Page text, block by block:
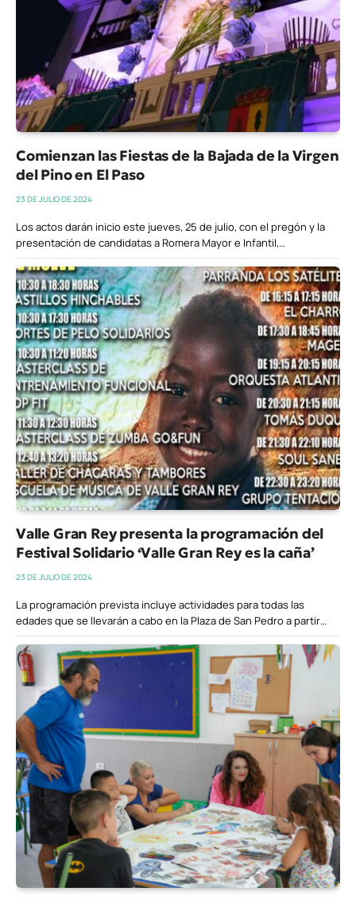
Comienzan las Fiestas de la Bajada de la Virgen
del Pino en El Paso
23 DE JULIO DE 2024
Los actos darán inicio este jueves, 25 de julio, con el pregón y la
presentación de candidatas a Romera Mayor e Infantil,…
Valle Gran Rey presenta la programación del
Festival Solidario ‘Valle Gran Rey es la caña’
23 DE JULIO DE 2024
La programación prevista incluye actividades para todas las
edades que se llevarán a cabo en la Plaza de San Pedro a partir…